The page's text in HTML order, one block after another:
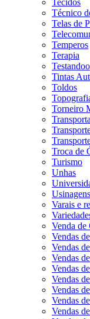
Tecidos
Técnico
Telas de
Temperos
Terapia
Testandoo
Tintas
Toldos
Torneiro
Troca de
Turismo
Unhas
Usinagens
Varais e
Venda de
Vendas
Vendas
Vendas
Vendas
Vendas
Vendas
Vendas
Vendas